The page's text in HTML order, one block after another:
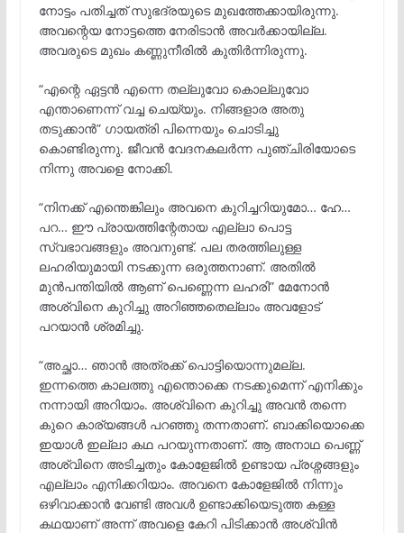
നോട്ടം പതിച്ചത് സുഭദ്രയുടെ മുഖത്തേക്കായിരുന്നു.
അവന്റെയ നോട്ടത്തെ നേരിടാൻ അവർക്കായില്ല.
അവരുടെ മുഖം കണ്ണുനീരിൽ കുതിർന്നിരുന്നു.
“എന്റെ ഏട്ടൻ എന്നെ തല്ലുവോ കൊല്ലുവോ
എന്താണെന്ന് വച്ച ചെയ്യും. നിങ്ങളാര അതു
തടുക്കാൻ” ഗായത്രി പിന്നെയും ചൊടിച്ചു
കൊണ്ടിരുന്നു. ജീവൻ വേദനകലർന്ന പുഞ്ചിരിയോടെ
നിന്നു അവളെ നോക്കി.
“നിനക്ക് എന്തെങ്കിലും അവനെ കുറിച്ചറിയുമോ… ഹേ…
പറ… ഈ പ്രായത്തിന്റേതായ എല്ലാ പൊട്ട
സ്വഭാവങ്ങളും അവനുണ്ട്. പല തരത്തിലുള്ള
ലഹരിയുമായി നടക്കുന്ന ഒരുത്തനാണ്. അതിൽ
മുൻപന്തിയിൽ ആണ് പെണ്ണെന്ന ലഹരി” മേനോൻ
അശ്വിനെ കുറിച്ചു അറിഞ്ഞതെല്ലാം അവളോട്‌
പറയാൻ ശ്രമിച്ചു.
“അച്ഛാ… ഞാൻ അത്രക്ക് പൊട്ടിയൊന്നുമല്ല.
ഇന്നത്തെ കാലത്തു എന്തൊക്കെ നടക്കുമെന്ന് എനിക്കും
നന്നായി അറിയാം. അശ്വിനെ കുറിച്ചു അവൻ തന്നെ
കുറെ കാര്യങ്ങൾ പറഞ്ഞു തന്നതാണ്. ബാക്കിയൊക്കെ
ഇയാൾ ഇല്ലാ കഥ പറയുന്നതാണ്. ആ അനാഥ പെണ്ണ്
അശ്വിനെ അടിച്ചതും കോളേജിൽ ഉണ്ടായ പ്രശ്നങ്ങളും
എല്ലാം എനിക്കറിയാം. അവനെ കോളേജിൽ നിന്നും
ഒഴിവാക്കാൻ വേണ്ടി അവൾ ഉണ്ടാക്കിയെടുത്ത കള്ള
കഥയാണ് അന്ന് അവളെ കേറി പിടിക്കാൻ അശ്വിൻ